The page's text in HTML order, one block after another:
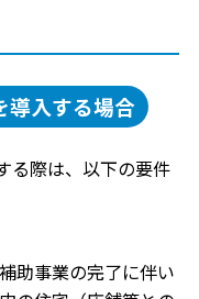
導入する場合
る際は、以下の要件
助事業の完了に伴い